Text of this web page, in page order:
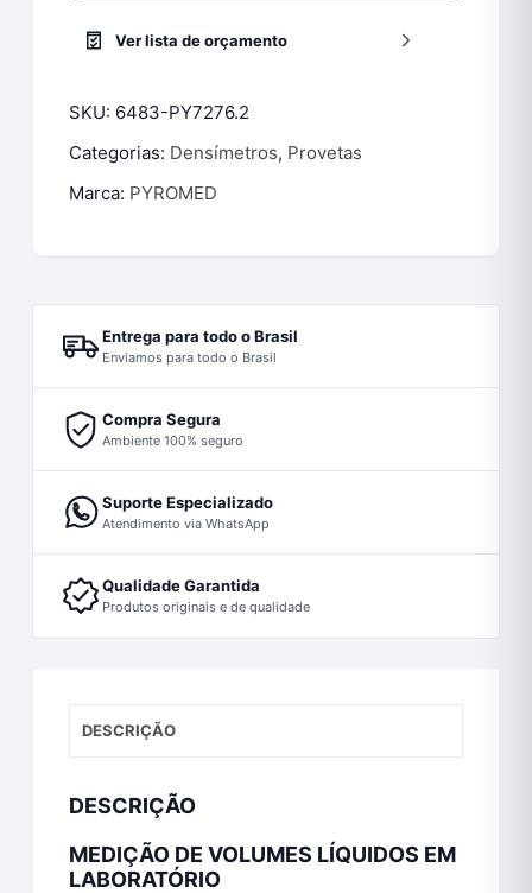
Ver lista de orçamento
SKU: 6483-PY7276.2
Categorias: Densímetros, Provetas
Marca: PYROMED
Entrega para todo o Brasil
Enviamos para todo o Brasil
Compra Segura
Ambiente 100% seguro
Suporte Especializado
Atendimento via WhatsApp
Qualidade Garantida
Produtos originais e de qualidade
DESCRIÇÃO
DESCRIÇÃO
MEDIÇÃO DE VOLUMES LÍQUIDOS EM
LABORATÓRIO